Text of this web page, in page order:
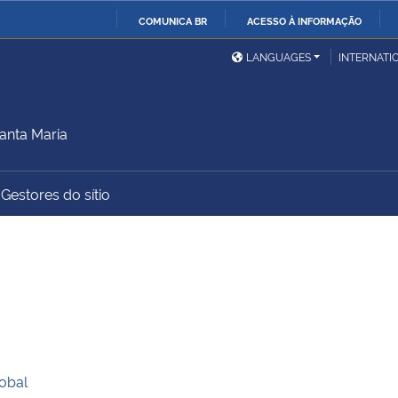
COMUNICA BR ACESSO À INFORMAÇÃO
Ministério da Defesa
Ministério das Relações
Exteriores
Ministério do
LANGUAGES
Maria
Gestores do sítio